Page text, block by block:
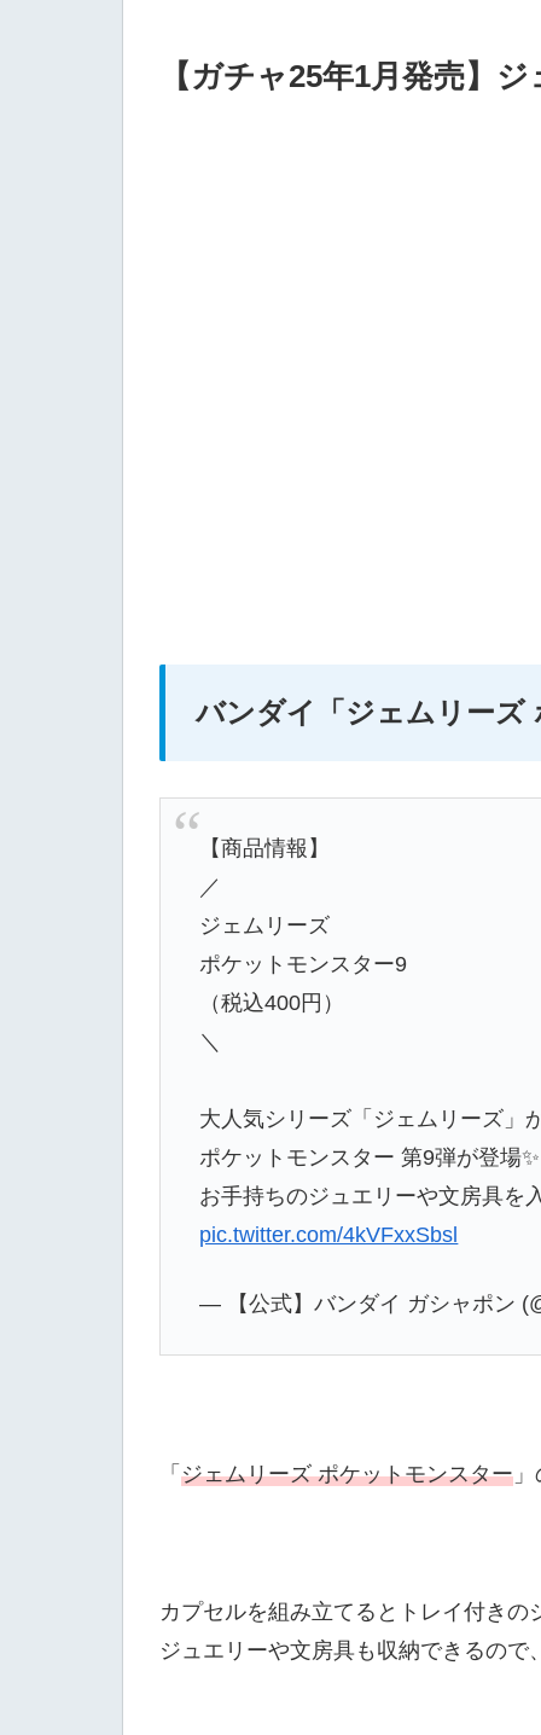
【ガチャ25年1月発売】
バンダイ「ジェムリーズ
【商品情報】
／
ジェムリーズ
ポケットモンスター9
（税込400円）
＼
大人気シリーズ「ジェムリーズ」
ポケットモンスター 第9弾が登場✨
お手持ちのジュエリーや文房具を
pic.twitter.com/4kVFxxSbsl
— 【公式】バンダイ ガシャポン
「 ジェムリーズ ポケットモンスター
カプセルを組み立てるとトレイ付き
ジュエリーや文房具も収納できるので